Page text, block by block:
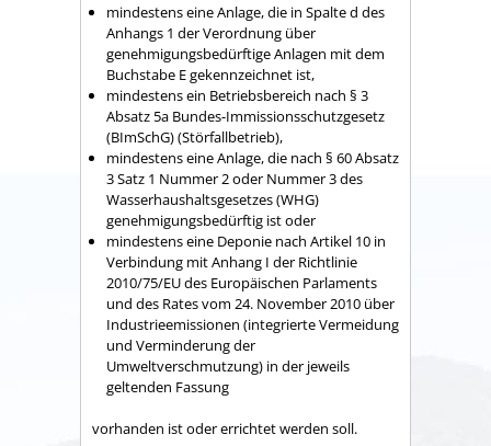
mindestens eine Anlage, die in Spalte d des
Anhangs 1 der Verordnung über
genehmigungsbedürftige Anlagen mit dem
Buchstabe E gekennzeichnet ist,
mindestens ein Betriebsbereich nach § 3
Absatz 5a Bundes-Immissionsschutzgesetz
(BImSchG) (Störfallbetrieb),
mindestens eine Anlage, die nach § 60 Absatz
3 Satz 1 Nummer 2 oder Nummer 3 des
Wasserhaushaltsgesetzes (WHG)
genehmigungsbedürftig ist oder
mindestens eine Deponie nach Artikel 10 in
Verbindung mit Anhang I der Richtlinie
2010/75/EU des Europäischen Parlaments
und des Rates vom 24. November 2010 über
Industrieemissionen (integrierte Vermeidung
und Verminderung der
Umweltverschmutzung) in der jeweils
geltenden Fassung
vorhanden ist oder errichtet werden soll.